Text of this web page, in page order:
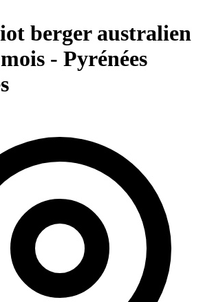
berger australien
- Pyrénées